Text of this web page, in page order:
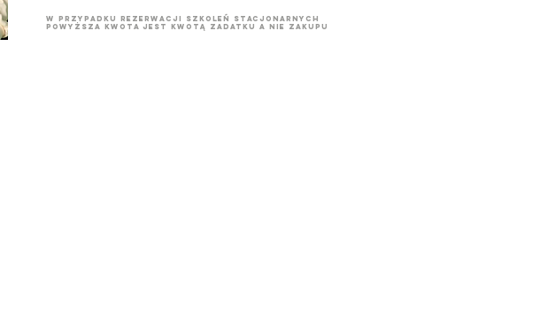
w przypadku rezerwacji szkoleń stacjonarnych
powyższa kwota jest kwotą zadatku a nie zakupu